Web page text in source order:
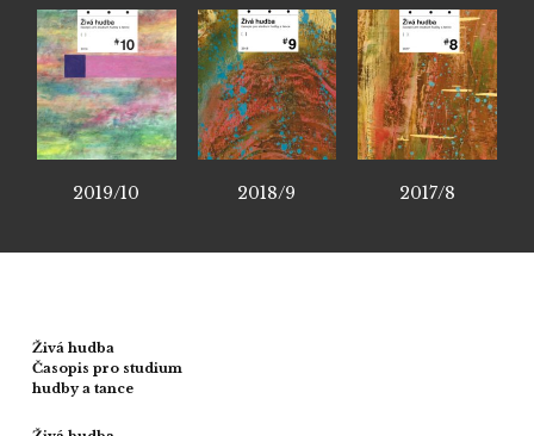
2019/10 2018/9 2017/8
Živá hudba
Časopis pro studium
hudby a tance